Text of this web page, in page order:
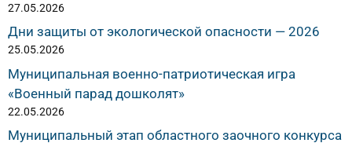
27.05.2026
Дни защиты от экологической опасности — 2026
25.05.2026
Муниципальная военно-патриотическая игра
«Военный парад дошколят»
22.05.2026
Муниципальный этап областного заочного конкурса